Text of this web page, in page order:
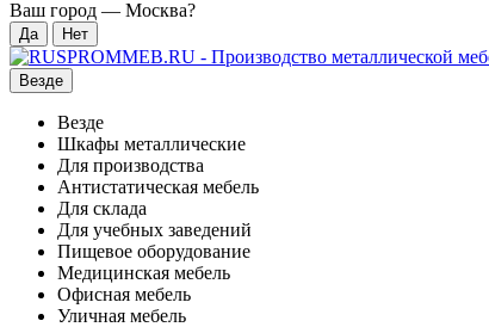
Ваш город — Москва?
Везде
Везде
Шкафы металлические
Для производства
Антистатическая мебель
Для склада
Для учебных заведений
Пищевое оборудование
Медицинская мебель
Офисная мебель
Уличная мебель